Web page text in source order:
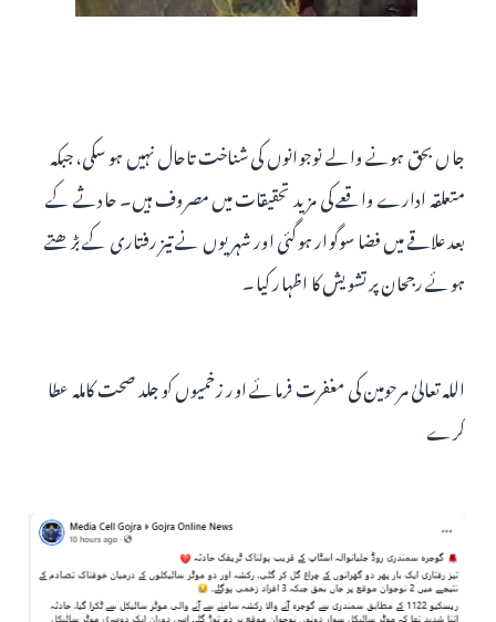
جاں بحق ہونے والے نوجوانوں کی شناخت تاحال نہیں ہو سکی، جبکہ
متعلقہ ادارے واقعے کی مزید تحقیقات میں مصروف ہیں۔ حادثے کے
بعد علاقے میں فضا سوگوار ہوگئی اور شہریوں نے تیز رفتاری کے بڑھتے
ہوئے رجحان پر تشویش کا اظہار کیا۔
اللہ تعالیٰ مرحومین کی مغفرت فرمائے اور زخمیوں کو جلد صحت کاملہ عطا
کرے